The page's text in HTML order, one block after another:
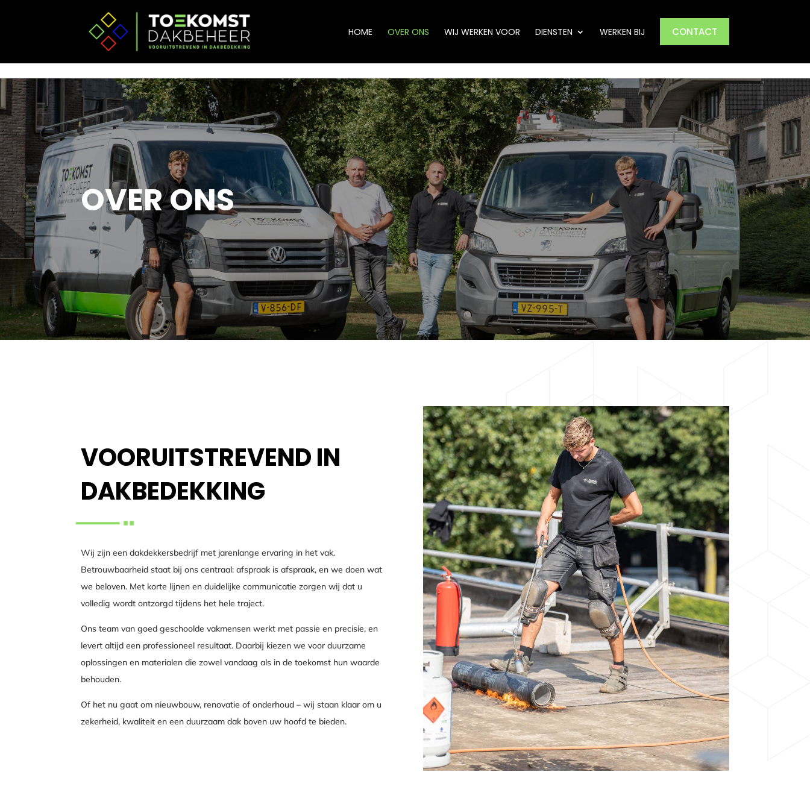
HOME OVER ONS WIJ WERKEN VOOR DIENSTEN WERKEN BIJ CONTACT
OVER ONS
VOORUITSTREVEND IN
DAKBEDEKKING
Wij zijn een dakdekkersbedrijf met jarenlange ervaring in het vak.
Betrouwbaarheid staat bij ons centraal: afspraak is afspraak, en we doen wat
we beloven. Met korte lijnen en duidelijke communicatie zorgen wij dat u
volledig wordt ontzorgd tijdens het hele traject.
Ons team van goed geschoolde vakmensen werkt met passie en precisie, en
levert altijd een professioneel resultaat. Daarbij kiezen we voor duurzame
oplossingen en materialen die zowel vandaag als in de toekomst hun waarde
behouden.
Of het nu gaat om nieuwbouw, renovatie of onderhoud – wij staan klaar om u
zekerheid, kwaliteit en een duurzaam dak boven uw hoofd te bieden.